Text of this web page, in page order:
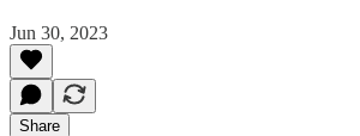
Jun 30, 2023
Share